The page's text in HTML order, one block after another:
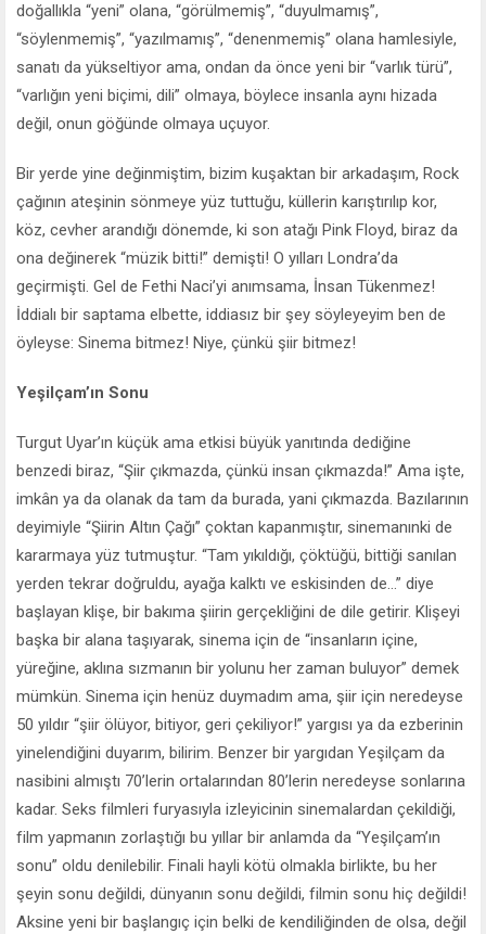
doğallıkla “yeni” olana, “görülmemiş”, “duyulmamış”,
“söylenmemiş”, “yazılmamış”, “denenmemiş” olana hamlesiyle,
sanatı da yükseltiyor ama, ondan da önce yeni bir “varlık türü”,
“varlığın yeni biçimi, dili” olmaya, böylece insanla aynı hizada
değil, onun göğünde olmaya uçuyor.
Bir yerde yine değinmiştim, bizim kuşaktan bir arkadaşım, Rock
çağının ateşinin sönmeye yüz tuttuğu, küllerin karıştırılıp kor,
köz, cevher arandığı dönemde, ki son atağı Pink Floyd, biraz da
ona değinerek “müzik bitti!” demişti! O yılları Londra’da
geçirmişti. Gel de Fethi Naci’yi anımsama, İnsan Tükenmez!
İddialı bir saptama elbette, iddiasız bir şey söyleyeyim ben de
öyleyse: Sinema bitmez! Niye, çünkü şiir bitmez!
Yeşilçam’ın Sonu
Turgut Uyar’ın küçük ama etkisi büyük yanıtında dediğine
benzedi biraz, “Şiir çıkmazda, çünkü insan çıkmazda!” Ama işte,
imkân ya da olanak da tam da burada, yani çıkmazda. Bazılarının
deyimiyle “Şiirin Altın Çağı” çoktan kapanmıştır, sinemanınki de
kararmaya yüz tutmuştur. “Tam yıkıldığı, çöktüğü, bittiği sanılan
yerden tekrar doğruldu, ayağa kalktı ve eskisinden de...” diye
başlayan klişe, bir bakıma şiirin gerçekliğini de dile getirir. Klişeyi
başka bir alana taşıyarak, sinema için de “insanların içine,
yüreğine, aklına sızmanın bir yolunu her zaman buluyor” demek
mümkün. Sinema için henüz duymadım ama, şiir için neredeyse
50 yıldır “şiir ölüyor, bitiyor, geri çekiliyor!” yargısı ya da ezberinin
yinelendiğini duyarım, bilirim. Benzer bir yargıdan Yeşilçam da
nasibini almıştı 70’lerin ortalarından 80’lerin neredeyse sonlarına
kadar. Seks filmleri furyasıyla izleyicinin sinemalardan çekildiği,
film yapmanın zorlaştığı bu yıllar bir anlamda da “Yeşilçam’ın
sonu” oldu denilebilir. Finali hayli kötü olmakla birlikte, bu her
şeyin sonu değildi, dünyanın sonu değildi, filmin sonu hiç değildi!
Aksine yeni bir başlangıç için belki de kendiliğinden de olsa, değil